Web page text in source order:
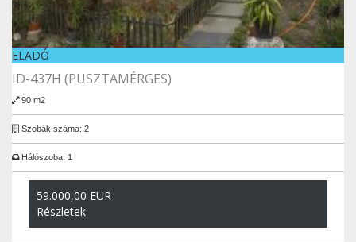
ELADÓ
ID-437H (PUSZTAMÉRGES)
90 m2
Szobák száma: 2
Hálószoba: 1
59.000,00 EUR
Részletek